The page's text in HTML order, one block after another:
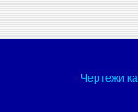
Чертежи